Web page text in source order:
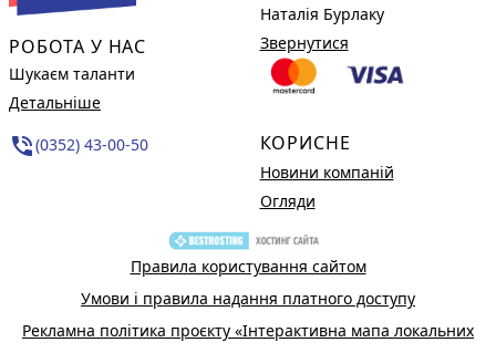
РОБОТА У НАС
Шукаєм таланти
Детальніше
phone_in_talk(0352) 43-00-50
Наталія Бурлаку
Звернутися
КОРИСНЕ
Новини компаній
Огляди
Правила користування сайтом
Умови і правила надання платного доступу
Рекламна політика проєкту «Інтерактивна мапа локальних